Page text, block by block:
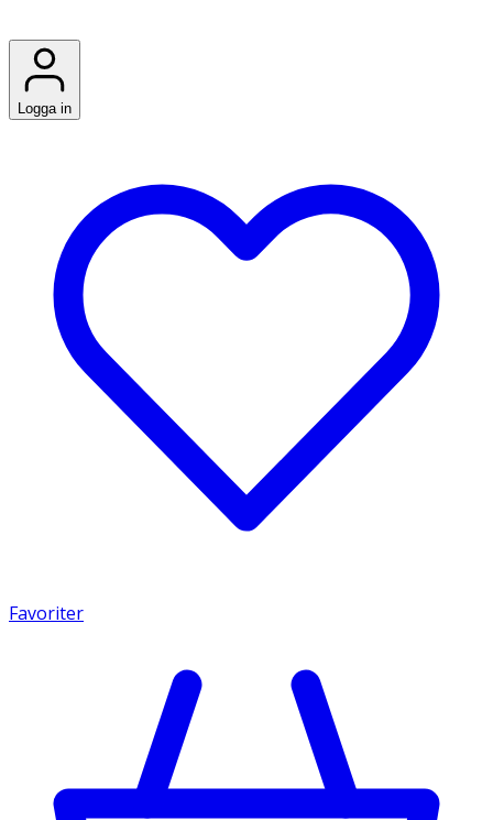
Logga in
Favoriter